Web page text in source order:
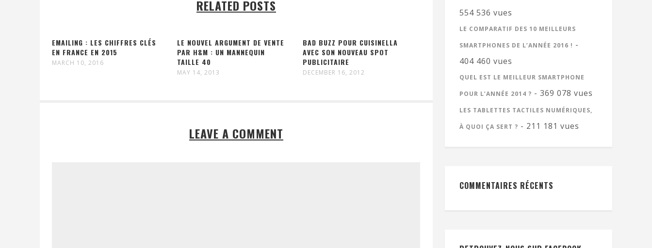
RELATED POSTS
EMAILING : LES CHIFFRES CLÉS
EN FRANCE EN 2015
MARCH 10, 2016
LE NOUVEL ARGUMENT DE VENTE
PAR H&M : UN MANNEQUIN
TAILLE 40
MAY 14, 2013
BAD BUZZ POUR CUISINELLA
AVEC SON NOUVEAU SPOT
PUBLICITAIRE
DECEMBER 16, 2012
LEAVE A COMMENT
554 536 vues
LE COMPARATIF DES 10 MEILLEURS
SMARTPHONES DE L’ANNÉE 2016 ! -
404 460 vues
QUEL EST LE MEILLEUR SMARTPHONE
POUR L’ANNÉE 2014 ? - 369 078 vues
LES TABLETTES TACTILES NUMÉRIQUES,
À QUOI ÇA SERT ? - 211 181 vues
COMMENTAIRES RÉCENTS